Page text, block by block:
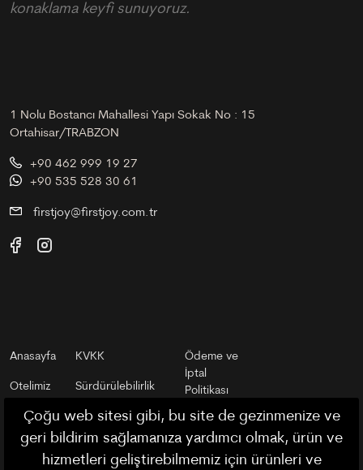
Çoğu web sitesi gibi, bu site de gezinmenize ve
geri bildirim sağlamanıza yardımcı olmak, ürün ve
hizmetleri geliştirebilmemiz için ürünleri ve
konaklama keyfi sunuyoruz.
1 Nolu Bostancı Mahallesi Yapı Sokak No : 15
Ortahisar/TRABZON
+90 462 999 19 27
+90 535 528 30 61
firstjoy@firstjoy.com.tr
Anasayfa
Otelimiz
Trabzonu
Keşfet
KVKK
Sürdürülebilirlik
Mesafeli Satış
Sözleşmesi
Ödeme ve
İptal
Politikası
Otel ve
Rezervasyon
Kuralları